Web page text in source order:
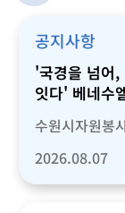
공지사항
'국경을 넘어,
잇다' 베네수
진 피해 지원
해 주세요.
2026.08.07